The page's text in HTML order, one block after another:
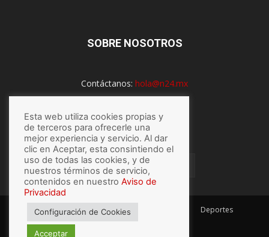
SOBRE NOSOTROS
Contáctanos: hola@n24.mx
SÍGUENOS
México Mundo Economía
Deportes
Espectaculos
Esta web utiliza cookies propias y
de terceros para ofrecerle una
mejor experiencia y servicio. Al dar
clic en Aceptar, esta consintiendo el
uso de todas las cookies, y de
nuestros términos de servicio,
contenidos en nuestro Aviso de
Privacidad
Configuración de Cookies
Acceptar